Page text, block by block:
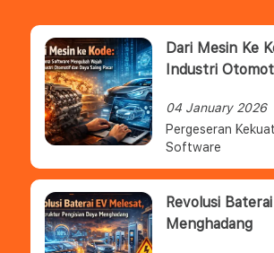
Dari Mesin Ke
Industri
04 January 2026
Pergeseran
Software
Revolusi
Menghadang